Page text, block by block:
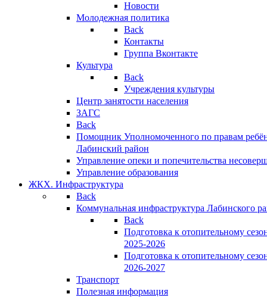
Новости
Молодежная политика
Back
Контакты
Группа Вконтакте
Культура
Back
Учреждения культуры
Центр занятости населения
ЗАГС
Back
Помощник Уполномоченного по правам
Лабинский район
Управление опеки и попечительства
Управление образования
ЖКХ. Инфраструктура
Back
Коммунальная инфраструктура Лабинского
Back
Подготовка к отопительному
2025-2026
Подготовка к отопительному
2026-2027
Транспорт
Полезная информация